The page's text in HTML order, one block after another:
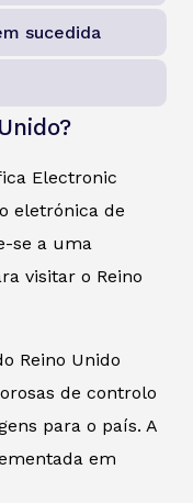
sucedida
Electronic
eletrónica de
se a uma
visitar o Reino
Reino Unido
de controlo
para o país. A
em